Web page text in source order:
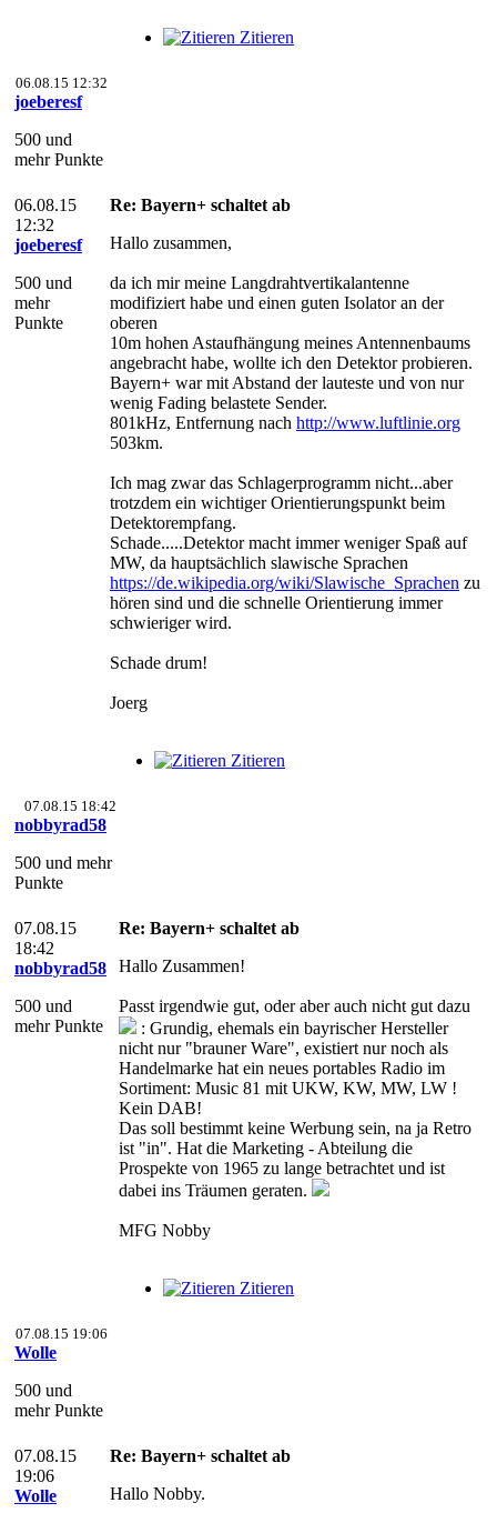
Zitieren
06.08.15 12:32
joeberesf
500 und
mehr Punkte
06.08.15
12:32
joeberesf
500 und
mehr
Punkte
Re: Bayern+ schaltet ab
Hallo zusammen,
da ich mir meine Langdrahtvertikalantenne
modifiziert habe und einen guten Isolator an der
oberen
10m hohen Astaufhängung meines Antennenbaums
angebracht habe, wollte ich den Detektor probieren.
Bayern+ war mit Abstand der lauteste und von nur
wenig Fading belastete Sender.
801kHz, Entfernung nach http://www.luftlinie.org
503km.
Ich mag zwar das Schlagerprogramm nicht...aber
trotzdem ein wichtiger Orientierungspunkt beim
Detektorempfang.
Schade.....Detektor macht immer weniger Spaß auf
MW, da hauptsächlich slawische Sprachen
https://de.wikipedia.org/wiki/Slawische_Sprachen zu
hören sind und die schnelle Orientierung immer
schwieriger wird.
Schade drum!
Joerg
Zitieren
07.08.15 18:42
nobbyrad58
500 und mehr
Punkte
07.08.15
18:42
nobbyrad58
500 und
mehr Punkte
Re: Bayern+ schaltet ab
Hallo Zusammen!
Passt irgendwie gut, oder aber auch nicht gut dazu
: Grundig, ehemals ein bayrischer Hersteller
nicht nur "brauner Ware", existiert nur noch als
Handelmarke hat ein neues portables Radio im
Sortiment: Music 81 mit UKW, KW, MW, LW !
Kein DAB!
Das soll bestimmt keine Werbung sein, na ja Retro
ist "in". Hat die Marketing - Abteilung die
Prospekte von 1965 zu lange betrachtet und ist
dabei ins Träumen geraten.
MFG Nobby
Zitieren
07.08.15 19:06
Wolle
500 und
mehr Punkte
07.08.15
19:06
Wolle
Re: Bayern+ schaltet ab
Hallo Nobby.